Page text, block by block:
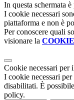
In questa schermata
I cookie necessari
piattaforma e non è
Per conoscere quali
visionare la
Cookie necessari per
I cookie necessari
disabilitati. È
policy.